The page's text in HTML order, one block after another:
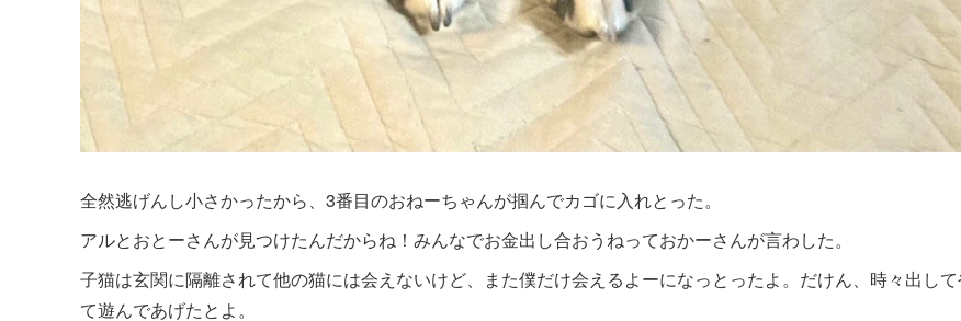
全然逃げんし小さかったから、3番目のおねーちゃんが掴んでカゴに入れとった。
アルとおとーさんが見つけたんだからね！みんなでお金出し合おうねっておかーさんが言わした。
子猫は玄関に隔離されて他の猫には会えないけど、また僕だけ会えるよーになっとったよ。だけん、時々出して
て遊んであげたとよ。